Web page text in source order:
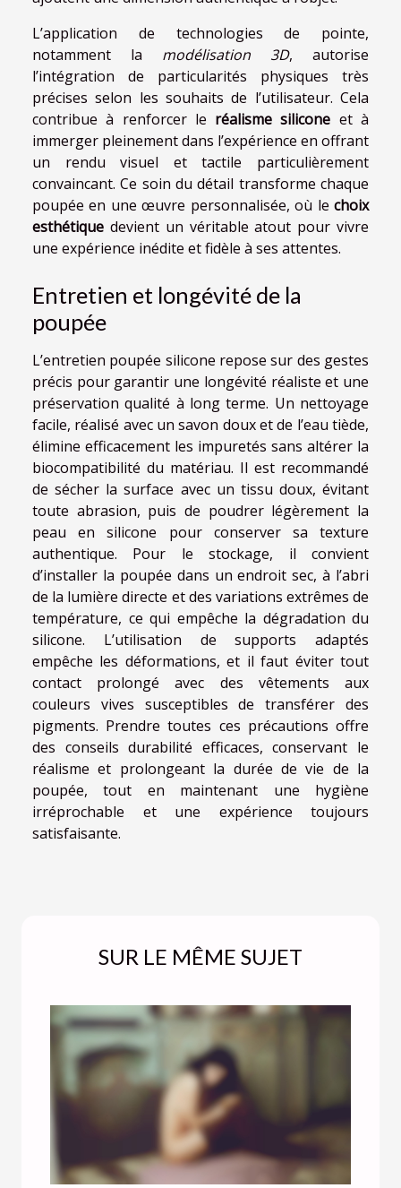
L’application de technologies de pointe,
notamment la modélisation 3D, autorise
l’intégration de particularités physiques très
précises selon les souhaits de l’utilisateur. Cela
contribue à renforcer le réalisme silicone et à
immerger pleinement dans l’expérience en offrant
un rendu visuel et tactile particulièrement
convaincant. Ce soin du détail transforme chaque
poupée en une œuvre personnalisée, où le choix
esthétique devient un véritable atout pour vivre
une expérience inédite et fidèle à ses attentes.
Entretien et longévité de la
poupée
L’entretien poupée silicone repose sur des gestes
précis pour garantir une longévité réaliste et une
préservation qualité à long terme. Un nettoyage
facile, réalisé avec un savon doux et de l’eau tiède,
élimine efficacement les impuretés sans altérer la
biocompatibilité du matériau. Il est recommandé
de sécher la surface avec un tissu doux, évitant
toute abrasion, puis de poudrer légèrement la
peau en silicone pour conserver sa texture
authentique. Pour le stockage, il convient
d’installer la poupée dans un endroit sec, à l’abri
de la lumière directe et des variations extrêmes de
température, ce qui empêche la dégradation du
silicone. L’utilisation de supports adaptés
empêche les déformations, et il faut éviter tout
contact prolongé avec des vêtements aux
couleurs vives susceptibles de transférer des
pigments. Prendre toutes ces précautions offre
des conseils durabilité efficaces, conservant le
réalisme et prolongeant la durée de vie de la
poupée, tout en maintenant une hygiène
irréprochable et une expérience toujours
satisfaisante.
SUR LE MÊME SUJET